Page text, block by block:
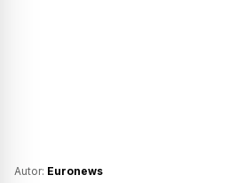
Autor: Euronews